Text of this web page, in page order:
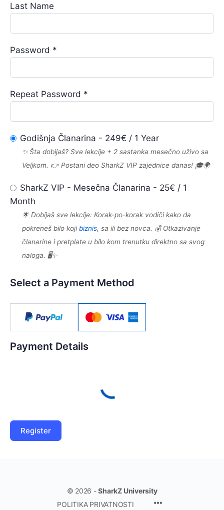
Last Name
Password *
Repeat Password *
Godišnja Članarina - 249€ / 1 Year
✨ Šta dobijaš? Sve lekcije + 2 sastanka mesečno uživo sa
Veljkom. 👉 Postani deo SharkZ VIP zajednice danas! 🎓🌍
SharkZ VIP - Mesečna Članarina - 25€ / 1
Month
🌟 Dobijaš sve lekcije: Korak-po-korak vodiči kako da
pokreneš bilo kojibiznis, sa ili bez novca. 💰 Otkazivanje
članarine i pretplate u bilo kom trenutku direktno sa svog
naloga. 🖥️✨
Select a Payment Method
Payment Details
© 2026 -SharkZ University
POLITIKA PRIVATNOSTI